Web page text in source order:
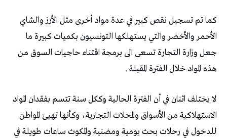
كما تم تسجيل نقص كبير في عدة مواد أخرى مثل الأرز والشاي
الأحمر والأخضر والتي يستهلكها التونسيون بكميات كبيرة ما
جعل وزارة التجارة تسعى الى برمجة اقتناء حاجيات السوق من
هذه المواد خلال الفترة المقبلة .
لا يختلف اثنان في أن الفترة الحالية وككل سنة تتسم بفقدان المواد
الاستهلاكية من الأسواق والمحلات التجارية، وكأنها تهيئ المواطن
للدخول في رحلات بحث يومية ومضنية والمكوث ساعات طويلة في